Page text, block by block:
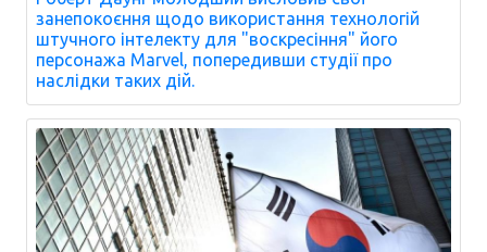
занепокоєння щодо використання технологій
штучного інтелекту для "воскресіння" його
персонажа Marvel, попередивши студії про
наслідки таких дій.